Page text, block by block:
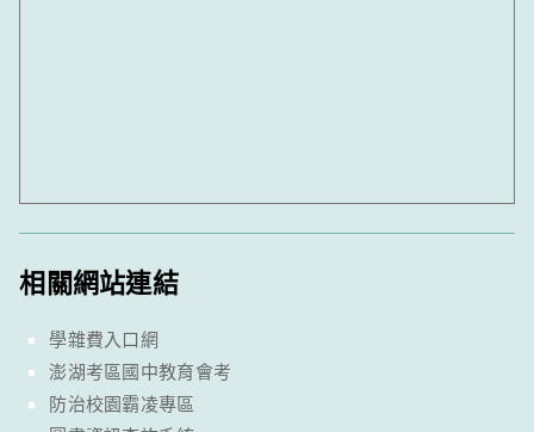
相關網站連結
學雜費入口網
澎湖考區國中教育會考
防治校園霸凌專區